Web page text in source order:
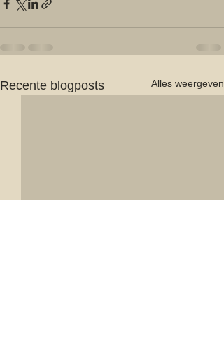
Recente blogposts Alles weergeven